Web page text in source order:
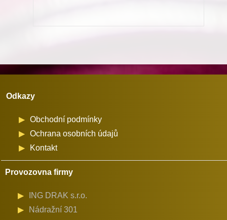
Odkazy
Obchodní podmínky
Ochrana osobních údajů
Kontakt
Provozovna firmy
ING DRAK s.r.o.
Nádražní 301